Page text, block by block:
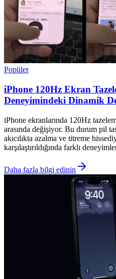
Popüler
iPhone 120Hz Ekran
Deneyimindeki Dinamik
iPhone ekranlarında 120Hz
arasında değişiyor. Bu durum pil
akıcılıkta azalma ve titreme
karşılaştırıldığında farklı
Daha fazla bilgi edinin